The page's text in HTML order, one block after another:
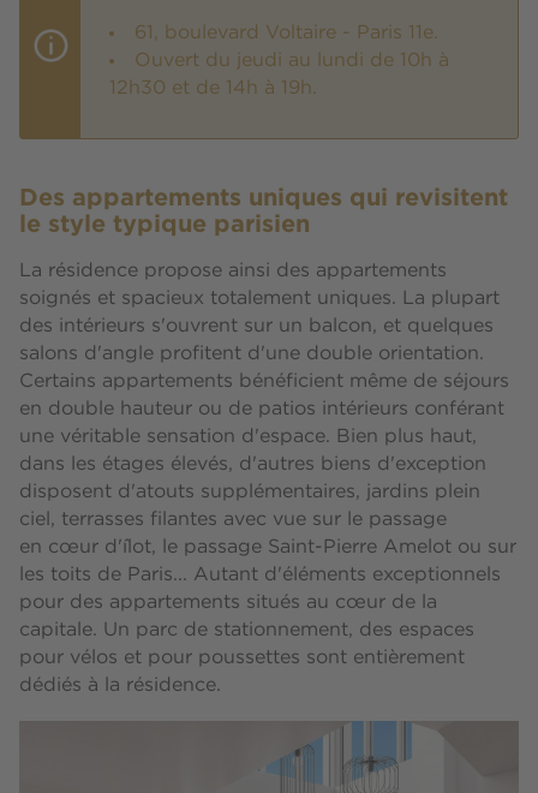
61, boulevard Voltaire - Paris 11e.
Ouvert du jeudi au lundi de 10h à
12h30 et de 14h à 19h.
Des appartements uniques qui revisitent
le style typique parisien
La résidence propose ainsi des appartements
soignés et spacieux totalement uniques. La plupart
des intérieurs s'ouvrent sur un balcon, et quelques
salons d'angle profitent d'une double orientation.
Certains appartements bénéficient même de séjours
en double hauteur ou de patios intérieurs conférant
une véritable sensation d'espace. Bien plus haut,
dans les étages élevés, d'autres biens d'exception
disposent d'atouts supplémentaires, jardins plein
ciel, terrasses filantes avec vue sur le passage
en cœur d'îlot, le passage Saint-Pierre Amelot ou sur
les toits de Paris... Autant d'éléments exceptionnels
pour des appartements situés au cœur de la
capitale. Un parc de stationnement, des espaces
pour vélos et pour poussettes sont entièrement
dédiés à la résidence.